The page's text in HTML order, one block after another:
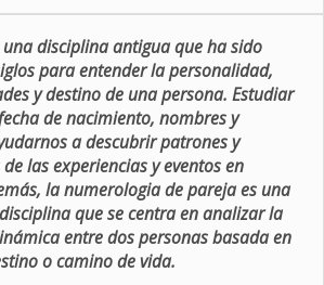
disciplina antigua que ha sido
para entender la personalidad,
y destino de una persona. Estudiar
de nacimiento, nombres y
a descubrir patrones y
las experiencias y eventos en
la numerologia de pareja es una
que se centra en analizar la
entre dos personas basada en
o camino de vida.